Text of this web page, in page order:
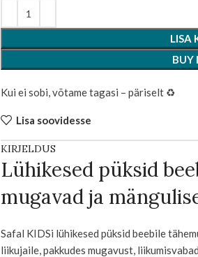
LISA
BUY
Kui ei sobi, võtame tagasi – päriselt ♻️
Lisa soovidesse
KIRJELDUS
Lühikesed püksid
mugavad ja
Safal KIDSi lühikesed püksid beebile
liikujaile, pakkudes mugavust,